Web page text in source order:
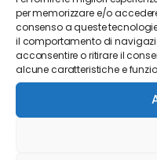
per memorizzare e/o
consenso a queste
il comportamento di
acconsentire o ritirare il
alcune caratteristiche e
Orari:
LUN-VEN